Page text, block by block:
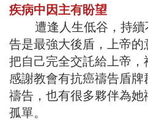
疾病中因主有盼望
遭逢人生低谷，持續
告是最強大後盾，上帝的
把自己完全交託給上帝
感謝教會有抗癌禱告盾
禱告，也有很多夥伴為
孤單。